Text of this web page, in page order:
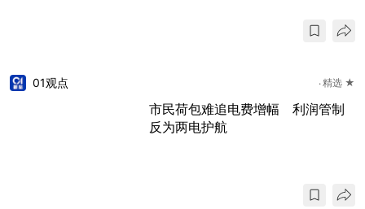
01观点 精选 ★
市民荷包难追电费增幅 利润管制
反为两电护航